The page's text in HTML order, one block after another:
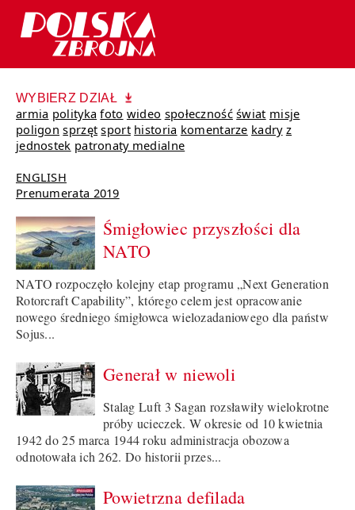
WYBIERZ DZIAŁ
armia polityka foto wideo społeczność świat misje
poligon sprzęt sport historia komentarze kadry z
jednostek patronaty medialne
ENGLISH
Prenumerata 2019
Śmigłowiec przyszłości dla
NATO
NATO rozpoczęło kolejny etap programu „Next Generation
Rotorcraft Capability”, którego celem jest opracowanie
nowego średniego śmigłowca wielozadaniowego dla państw
Sojus...
Generał w niewoli
Stalag Luft 3 Sagan rozsławiły wielokrotne
próby ucieczek. W okresie od 10 kwietnia
1942 do 25 marca 1944 roku administracja obozowa
odnotowała ich 262. Do historii przes...
Powietrzna defilada